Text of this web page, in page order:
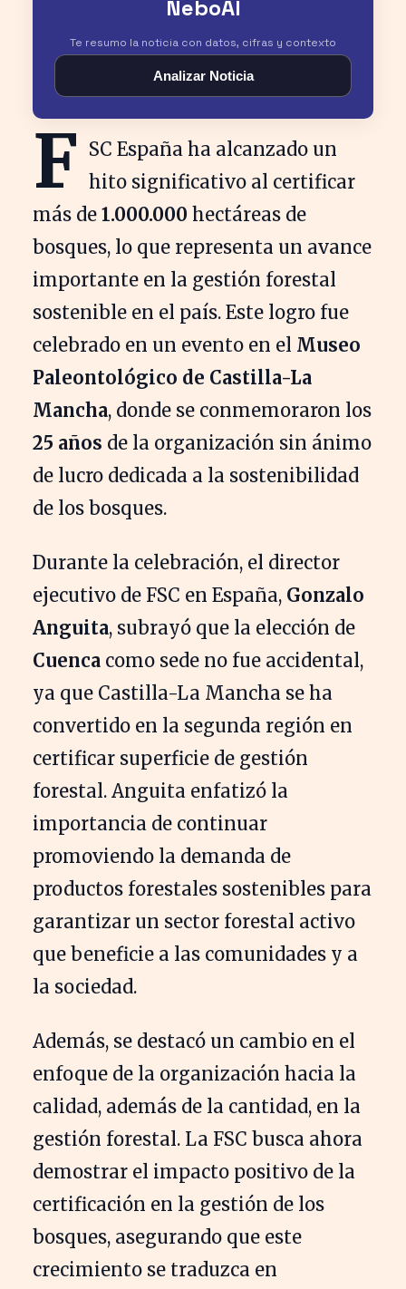
NeboAI
Te resumo la noticia con datos, cifras y contexto
Analizar Noticia
F SC España ha alcanzado un
hito significativo al certificar
más de 1.000.000 hectáreas de
bosques, lo que representa un avance
importante en la gestión forestal
sostenible en el país. Este logro fue
celebrado en un evento en el Museo
Paleontológico de Castilla-La
Mancha, donde se conmemoraron los
25 años de la organización sin ánimo
de lucro dedicada a la sostenibilidad
de los bosques.
Durante la celebración, el director
ejecutivo de FSC en España, Gonzalo
Anguita, subrayó que la elección de
Cuenca como sede no fue accidental,
ya que Castilla-La Mancha se ha
convertido en la segunda región en
certificar superficie de gestión
forestal. Anguita enfatizó la
importancia de continuar
promoviendo la demanda de
productos forestales sostenibles para
garantizar un sector forestal activo
que beneficie a las comunidades y a
la sociedad.
Además, se destacó un cambio en el
enfoque de la organización hacia la
calidad, además de la cantidad, en la
gestión forestal. La FSC busca ahora
demostrar el impacto positivo de la
certificación en la gestión de los
bosques, asegurando que este
crecimiento se traduzca en